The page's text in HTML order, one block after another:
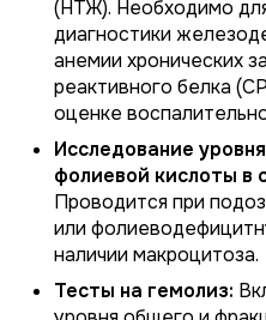
(НТЖ). Необходимо
диагностики
анемии хронических
реактивного белка
оценке
Исследование
фолиевой кислоты в
Проводится при
или
наличии макроцитоза.
Тесты на гемолиз: